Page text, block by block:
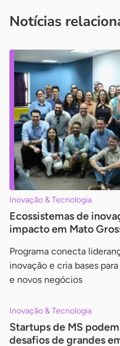
Notícias
Inovação & Tecnologia
Ecossistemas de
impacto em Mato
Programa conecta
inovação e cria bases
e novos negócios
Inovação & Tecnologia
Startups de MS
desafios de grandes